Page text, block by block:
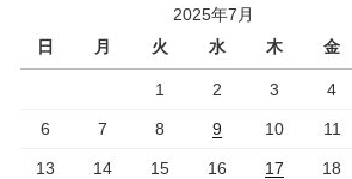
2025年7月
日
月 火 水 木 金
1 2 3 4
6 7 8 9 10 11
13 14 15 16 17 18